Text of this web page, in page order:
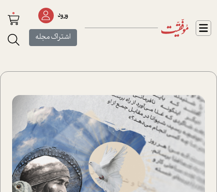
ورود
اشتراک مجله
0